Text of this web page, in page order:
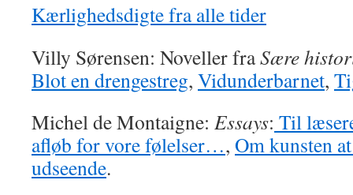
Kærlighedsdigte fra alle tider
Villy Sørensen: Noveller fraSære
Blot en drengestreg, Vidunderbarnet,
Michel de Montaigne: Essays: Til
afløb for vore følelser…, Om kunsten
udseende.